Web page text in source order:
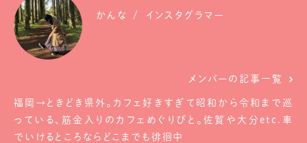
かんな インスタグラマー
メンバーの記事一覧
福岡→ときどき県外。カフェ好きすぎて昭和から令和まで巡
っている、筋金入りのカフェめぐりびと。佐賀や大分etc.車
でいけるところならどこまでも徘徊中